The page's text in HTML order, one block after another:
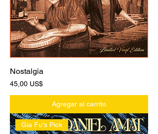
Nostalgia
Precio
45,00 US$
Agregar al carrito
Gia Fu's Pick